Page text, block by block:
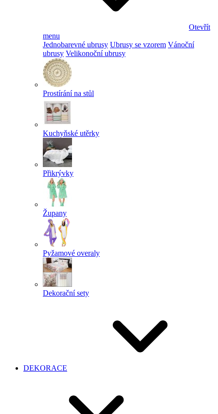
Otevřít
menu
Jednobarevné ubrusy Ubrusy se vzorem Vánoční
ubrusy Velikonoční ubrusy
Prostírání na stůl
Kuchyňské utěrky
Přikrývky
Župany
Pyžamové overaly
Dekorační sety
DEKORACE